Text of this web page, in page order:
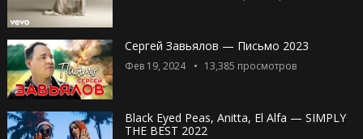
Сергей Завьялов — Письмо 2023
Фев 19, 2024 13,385 просмотров
Black Eyed Peas, Anitta, El Alfa — SIMPLY
THE BEST 2022